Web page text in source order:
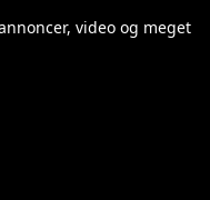
video og meget